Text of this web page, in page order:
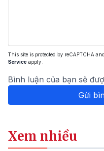
This site is protected by reCAPTCHA
Service apply.
Bình luận của bạn sẽ
Gửi
Xem nhiều